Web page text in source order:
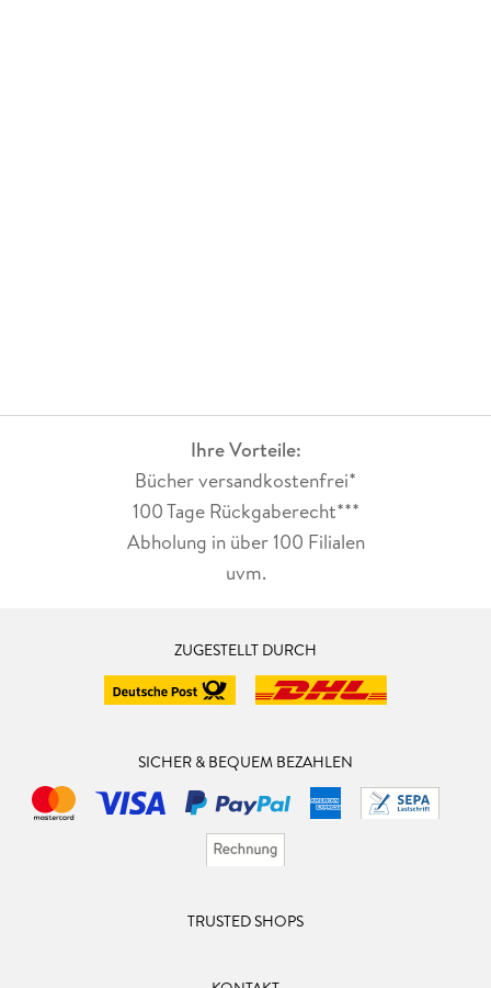
Ihre Vorteile:
Bücher versandkostenfrei*
100 Tage Rückgaberecht***
Abholung in über 100 Filialen
uvm.
ZUGESTELLT DURCH
SICHER & BEQUEM BEZAHLEN
TRUSTED SHOPS